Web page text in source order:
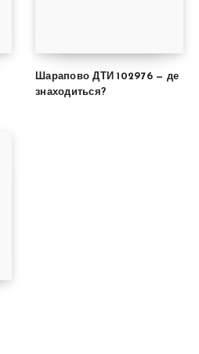
Шарапово ДТИ 102976 — де
знаходиться?